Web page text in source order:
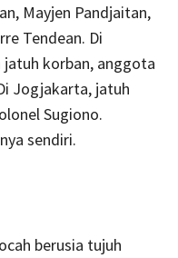
Mayjen Pandjaitan,
Tendean. Di
korban, anggota
Jogjakarta, jatuh
Sugiono.
sendiri.
berusia tujuh